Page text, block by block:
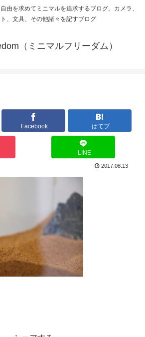
由を求めてミニマルを追求するブログ。カメラ、
ト、文具、その他諸々を記すブログ
（ミニマルフリーダム）
Facebook はてブ
LINE
2017.08.13